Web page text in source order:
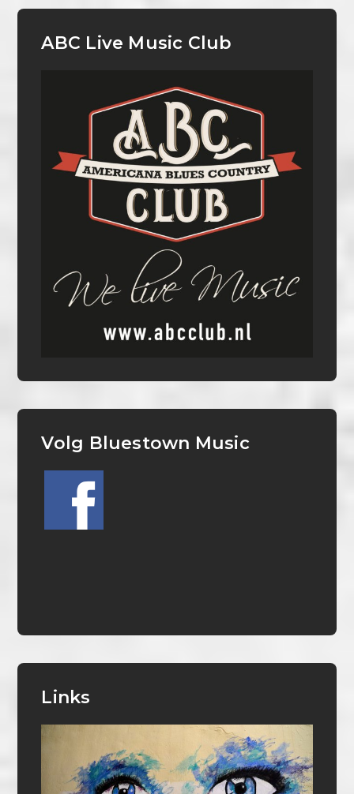
ABC Live Music Club
Volg Bluestown Music
Links